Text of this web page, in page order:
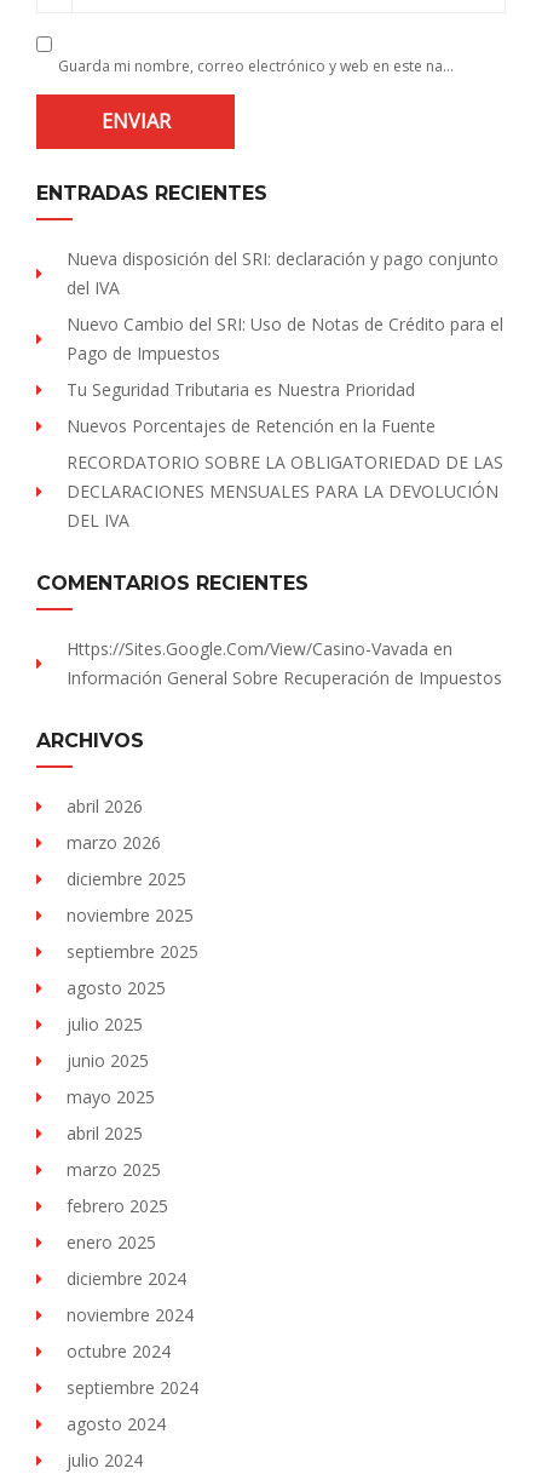
Guarda mi nombre, correo electrónico y web en este navegador para la próxima vez que comente.
ENTRADAS RECIENTES
Nueva disposición del SRI: declaración y pago conjunto
del IVA
Nuevo Cambio del SRI: Uso de Notas de Crédito para el
Pago de Impuestos
Tu Seguridad Tributaria es Nuestra Prioridad
Nuevos Porcentajes de Retención en la Fuente
RECORDATORIO SOBRE LA OBLIGATORIEDAD DE LAS
DECLARACIONES MENSUALES PARA LA DEVOLUCIÓN
DEL IVA
COMENTARIOS RECIENTES
Https://sites.Google.com/view/Casino-Vavada en
Información General Sobre Recuperación de Impuestos
ARCHIVOS
abril 2026
marzo 2026
diciembre 2025
noviembre 2025
septiembre 2025
agosto 2025
julio 2025
junio 2025
mayo 2025
abril 2025
marzo 2025
febrero 2025
enero 2025
diciembre 2024
noviembre 2024
octubre 2024
septiembre 2024
agosto 2024
julio 2024